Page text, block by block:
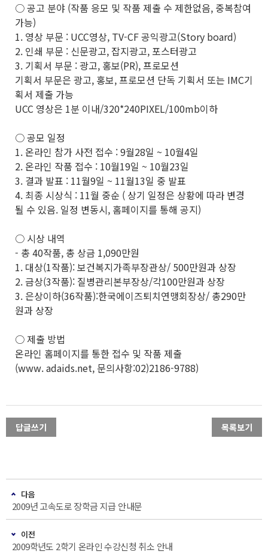
○ 공고 분야 (작품 응모 및 작품 제출 수 제한없음, 중복참여
가능)
1. 영상 부문 : UCC영상, TV-CF 공익광고(Story board)
2. 인쇄 부문 : 신문광고, 잡지광고, 포스터광고
3. 기획서 부문 : 광고, 홍보(PR), 프로모션
기획서 부문은 광고, 홍보, 프로모션 단독 기획서 또는 IMC기
획서 제출 가능
UCC 영상은 1분 이내/320*240PIXEL/100mb이하
○ 공모 일정
1. 온라인 참가 사전 접수 : 9월28일 ~ 10월4일
2. 온라인 작품 접수 : 10월19일 ~ 10월23일
3. 결과 발표 : 11월9일 ~ 11월13일 중 발표
4. 최종 시상식 : 11월 중순 ( 상기 일정은 상황에 따라 변경
될 수 있음. 일정 변동시, 홈페이지를 통해 공지)
○ 시상 내역
- 총 40작품, 총 상금 1,090만원
1. 대상(1작품): 보건복지가족부장관상/ 500만원과 상장
2. 금상(3작품): 질병관리본부장상/각100만원과 상장
3. 은상이하(36작품):한국에이즈퇴치연맹회장상/ 총290만
원과 상장
○ 제출 방법
온라인 홈페이지를 통한 접수 및 작품 제출
(www. adaids.net, 문의사항:02)2186-9788)
답글쓰기 목록보기
다음
2009년 고속도로 장학금 지급 안내문
이전
2009학년도 2학기 온라인 수강신청 취소 안내